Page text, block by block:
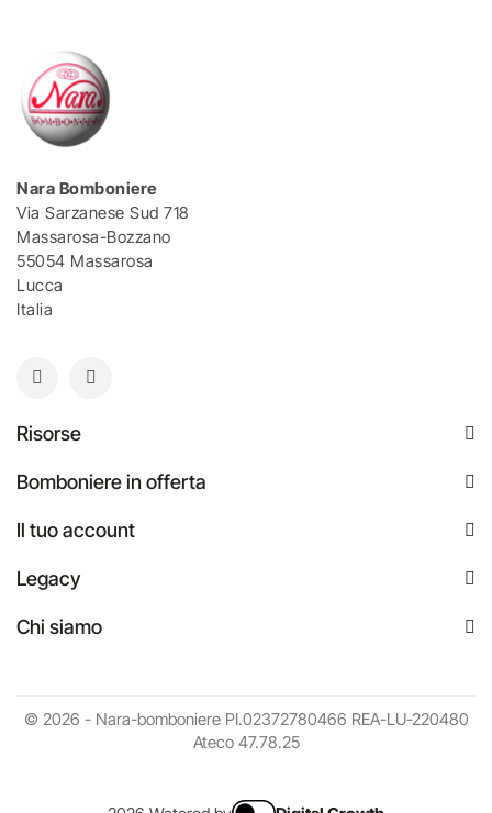
Nara Bomboniere
Via Sarzanese Sud 718
Massarosa-Bozzano
55054 Massarosa
Lucca
Italia
Risorse
Bomboniere in offerta
Il tuo account
Legacy
Chi siamo
© 2026 - Nara-bomboniere PI.02372780466 REA-LU-220480
Ateco 47.78.25